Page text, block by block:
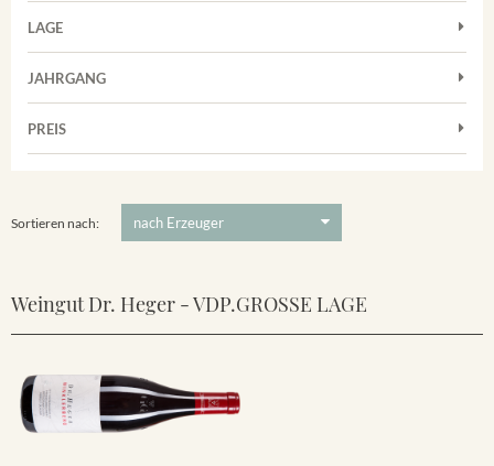
Weißwein
Chardonnay
Grauburgunder
Riesling
LAGE
Achkarrer Schlossberg
Vorderer Winklerberg
Winklerberg Hinter Winklen
JAHRGANG
PREIS
Sortieren nach:
Weingut Dr. Heger - VDP.GROSSE LAGE